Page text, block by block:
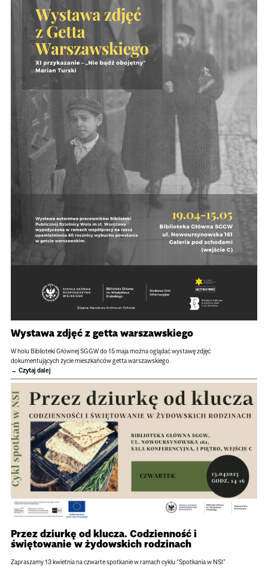
Wystawa zdjęć z getta warszawskiego
W holu Biblioteki Głównej SGGW do 15 maja można oglądać wystawę zdjęć
dokumentujących życie mieszkańców getta warszawskiego.
Czytaj dalej
Przez dziurkę od klucza. Codzienność i
świętowanie w żydowskich rodzinach
Zapraszamy 13 kwietnia na czwarte spotkanie w ramach cyklu “Spotkania w NSI”